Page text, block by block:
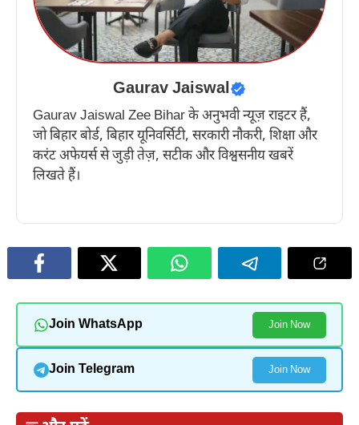
Gaurav Jaiswal
Gaurav Jaiswal Zee Bihar के अनुभवी न्यूज़ राइटर हैं,
जो बिहार बोर्ड, बिहार यूनिवर्सिटी, सरकारी नौकरी, शिक्षा और
करंट अफेयर्स से जुड़ी तेज़, सटीक और विश्वसनीय खबरें
लिखते हैं।
Join WhatsApp Join Now
Join Telegram Join Now